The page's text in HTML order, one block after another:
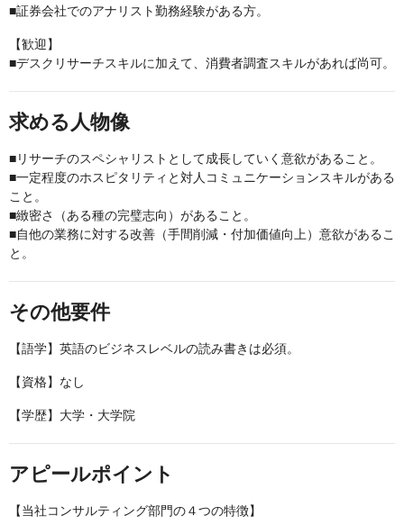
■証券会社でのアナリスト勤務経験がある方。
【歓迎】
■デスクリサーチスキルに加えて、消費者調査スキルがあれば尚可。
求める人物像
■リサーチのスペシャリストとして成長していく意欲があること。
■一定程度のホスピタリティと対人コミュニケーションスキルがある
こと。
■緻密さ（ある種の完璧志向）があること。
■自他の業務に対する改善（手間削減・付加価値向上）意欲があるこ
と。
その他要件
【語学】英語のビジネスレベルの読み書きは必須。
【資格】なし
【学歴】大学・大学院
アピールポイント
【当社コンサルティング部門の４つの特徴】